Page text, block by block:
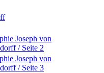
Joseph von
/ Seite 2
Joseph von
/ Seite 3